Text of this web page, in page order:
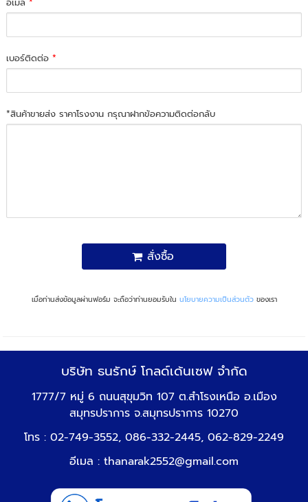
เบอร์ติดต่อ*
*สินค้าขายส่ง ราคาโรงงาน กรุณาฝากข้อความติดต่อกลับ
สั่งซื้อ
เมื่อท่านส่งข้อมูลผ่านฟอร์ม จะถือว่าท่านยอมรับใน นโยบายความเป็นส่วนตัวของเรา
บริษัท ธนรักษ์ โกลด์เด้นเซฟ จำกัด
1777/7 หมู่ 6 ถนนสุขุมวิท 107 ต.สำโรงเหนือ อ.เมือง
สมุทรปราการ จ.สมุทรปราการ 10270
โทร : 02-749-3552, 086-332-2445, 062-829-2249
อีเมล : thanarak2552@gmail.com